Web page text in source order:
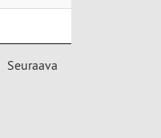
Seuraava